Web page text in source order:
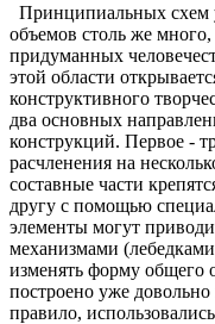
Принципиальных схем
объемов столь же
придуманных
этой области
конструктивного
два основных
конструкций. Первое -
расчленения на
составные части
другу с помощью
элементы могут
механизмами
изменять форму общего
построено уже
правило,